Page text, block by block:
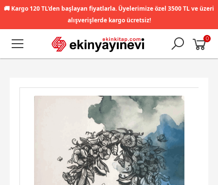
🚚 Kargo 120 TL'den başlayan fiyatlarla. Üyelerimize özel 3500 TL ve üzeri
alışverişlerde kargo ücretsiz!
0